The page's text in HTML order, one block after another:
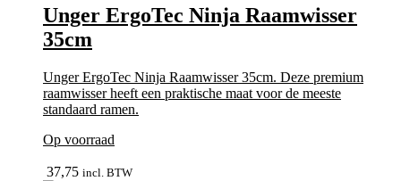
Unger ErgoTec Ninja Raamwisser
35cm
Unger ErgoTec Ninja Raamwisser 35cm. Deze premium
raamwisser heeft een praktische maat voor de meeste
standaard ramen.
Op voorraad
37,75 incl. BTW